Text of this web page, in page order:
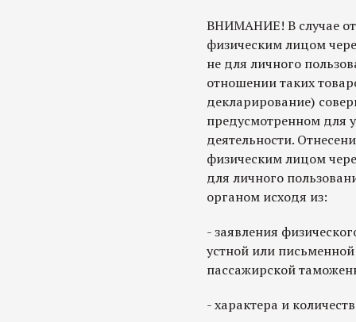
ВНИМАНИЕ! В случае
физическим лицом
не для личного
отношении таких
декларирование)
предусмотренном для
деятельности.
физическим лицом
для личного
органом исходя из:
- заявления
устной или
пассажирской
- характера и